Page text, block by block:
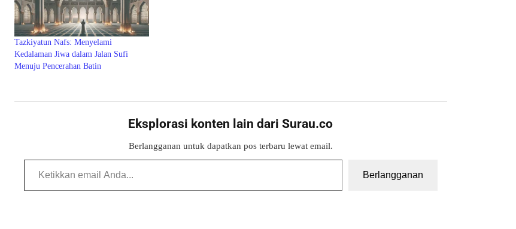
Tazkiyatun Nafs: Menyelami
Kedalaman Jiwa dalam Jalan Sufi
Menuju Pencerahan Batin
Eksplorasi konten lain dari Surau.co
Berlangganan untuk dapatkan pos terbaru lewat email.
Ketikkan email Anda...
Berlangganan